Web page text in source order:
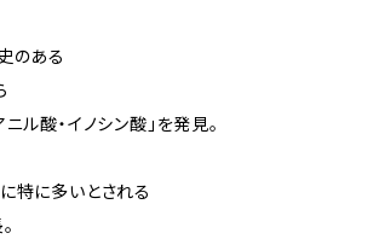
のある
ル酸・イノシン酸」を発見。
特に多いとされる